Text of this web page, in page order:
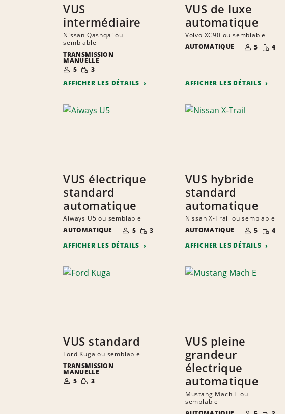
VUS
intermédiaire
Nissan Qashqai ou
semblable
TRANSMISSION
MANUELLE
NOMBRE DE
PERSONNES
5 QUANTITÉ
RÉDUITE
3
AFFICHER LES DÉTAILS
VUS de luxe
automatique
Volvo XC90 ou semblable
AUTOMATIQUE
NOMBRE DE
PERSONNES
5 RÉDUITE
4
AFFICHER LES DÉTAILS
VUS électrique
standard
automatique
Aiways U5 ou semblable
AUTOMATIQUE
NOMBRE DE
PERSONNES
5 QUANTITÉ
RÉDUITE
3
AFFICHER LES DÉTAILS
VUS hybride
standard
automatique
Nissan X-Trail ou semblable
AUTOMATIQUE
NOMBRE DE
PERSONNES
5 RÉDUITE
4
AFFICHER LES DÉTAILS
VUS standard
Ford Kuga ou semblable
TRANSMISSION
MANUELLE
NOMBRE DE
PERSONNES
5 QUANTITÉ
RÉDUITE
3
VUS pleine
grandeur
électrique
automatique
Mustang Mach E ou
semblable
NOMBRE DE